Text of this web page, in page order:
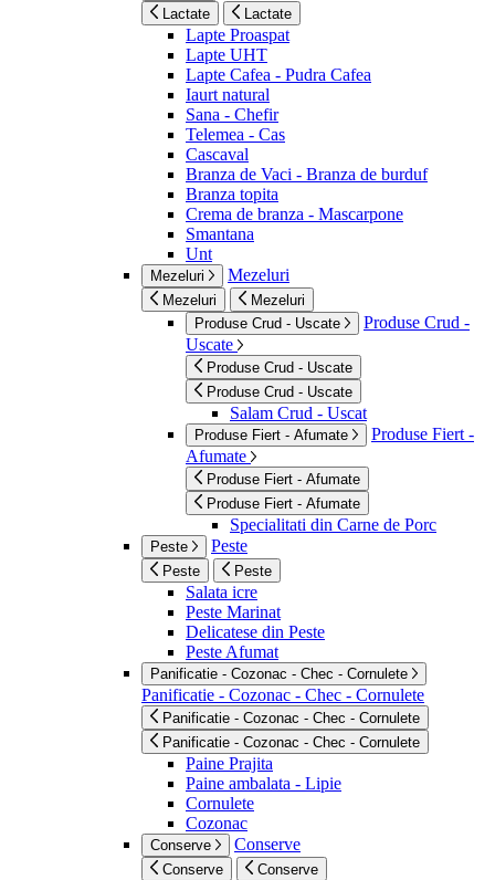
Lactate Lactate
Lapte Proaspat
Lapte UHT
Lapte Cafea - Pudra Cafea
Iaurt natural
Sana - Chefir
Telemea - Cas
Cascaval
Branza de Vaci - Branza de burduf
Branza topita
Crema de branza - Mascarpone
Smantana
Unt
Mezeluri Mezeluri
Mezeluri
Mezeluri
Produse Crud - Uscate
Produse Crud -
Uscate
Produse Crud - Uscate
Produse Crud - Uscate
Salam Crud - Uscat
Produse Fiert - Afumate
Produse Fiert -
Afumate
Produse Fiert - Afumate
Produse Fiert - Afumate
Specialitati din Carne de Porc
Peste Peste
Peste Peste
Salata icre
Peste Marinat
Delicatese din Peste
Peste Afumat
Panificatie - Cozonac - Chec - Cornulete
Panificatie - Cozonac - Chec - Cornulete
Panificatie - Cozonac - Chec - Cornulete
Panificatie - Cozonac - Chec - Cornulete
Paine Prajita
Paine ambalata - Lipie
Cornulete
Cozonac
Conserve Conserve
Conserve Conserve